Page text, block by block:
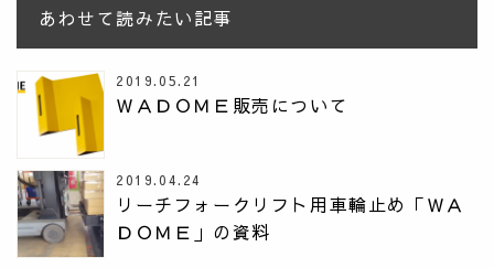
あわせて読みたい記事
2019.05.21
ＷＡＤＯＭＥ販売について
2019.04.24
リーチフォークリフト用車輪止め「ＷＡ
ＤＯＭＥ」の資料